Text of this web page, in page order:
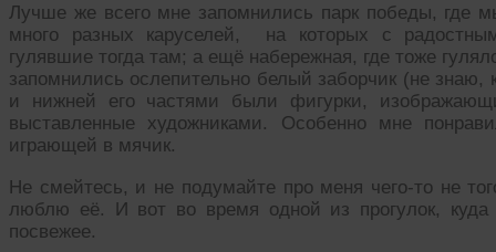
Лучше же всего мне запомнились парк победы, где
много разных каруселей, на которых с
гулявшие тогда там; а ещё набережная, где тоже
запомнились ослепительно белый заборчик (не знаю,
и нижней его частями были фигурки,
выставленные художниками. Особенно мне
играющей в мячик.
Не смейтесь, и не подумайте про меня чего-то не
люблю её. И вот во время одной из прогулок,
посвежее.